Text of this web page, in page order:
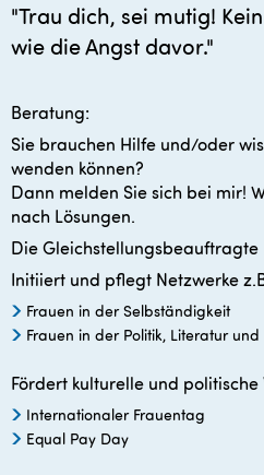
"Trau dich, sei mutig!
wie die Angst davor."
Beratung:
Sie brauchen Hilfe und/oder
wenden können?
Dann melden Sie sich bei mir!
nach Lösungen.
Die Gleichstellungsbeauftragte
Initiiert und pflegt Netzwerke
Frauen in der Selbständigkeit
Frauen in der Politik, Literatur und
Fördert kulturelle und politische
Internationaler Frauentag
Equal Pay Day